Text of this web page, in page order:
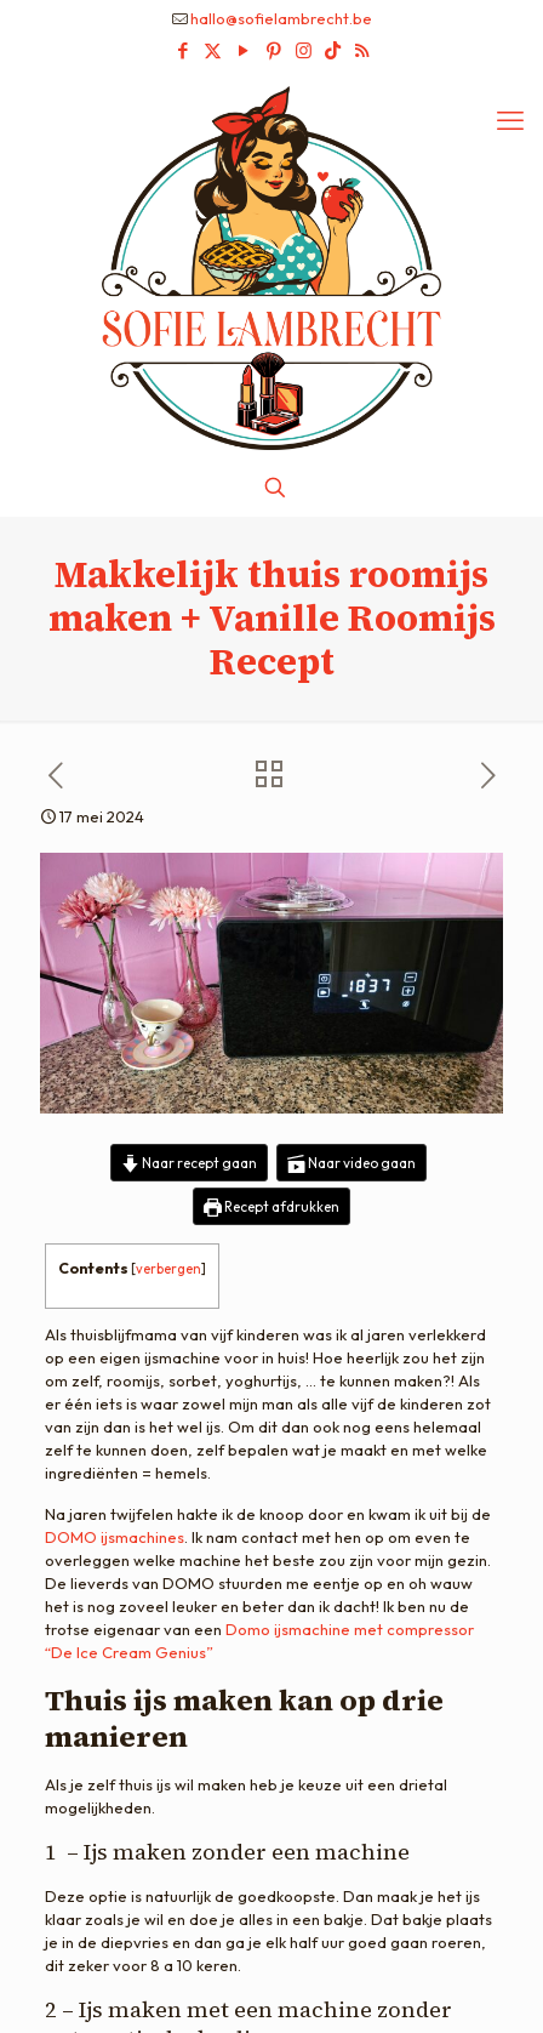
hallo@sofielambrecht.be
Makkelijk thuis roomijs
maken + Vanille Roomijs
Recept
17 mei 2024
Naar recept gaan Naar video gaan
Recept afdrukken
Contents [verbergen]
Als thuisblijfmama van vijf kinderen was ik al jaren verlekkerd
op een eigen ijsmachine voor in huis! Hoe heerlijk zou het zijn
om zelf, roomijs, sorbet, yoghurtijs, … te kunnen maken?! Als
er één iets is waar zowel mijn man als alle vijf de kinderen zot
van zijn dan is het wel ijs. Om dit dan ook nog eens helemaal
zelf te kunnen doen, zelf bepalen wat je maakt en met welke
ingrediënten = hemels.
Na jaren twijfelen hakte ik de knoop door en kwam ik uit bij de
DOMO ijsmachines. Ik nam contact met hen op om even te
overleggen welke machine het beste zou zijn voor mijn gezin.
De lieverds van DOMO stuurden me eentje op en oh wauw
het is nog zoveel leuker en beter dan ik dacht! Ik ben nu de
trotse eigenaar van een Domo ijsmachine met compressor
“De Ice Cream Genius”
Thuis ijs maken kan op drie
manieren
Als je zelf thuis ijs wil maken heb je keuze uit een drietal
mogelijkheden.
1 – Ijs maken zonder een machine
Deze optie is natuurlijk de goedkoopste. Dan maak je het ijs
klaar zoals je wil en doe je alles in een bakje. Dat bakje plaats
je in de diepvries en dan ga je elk half uur goed gaan roeren,
dit zeker voor 8 a 10 keren.
2 – Ijs maken met een machine zonder